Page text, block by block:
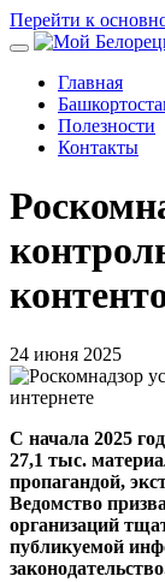
Перейти к
Главная
Полезности
Контакты
24 июня 2025
С начала 2025
27,1 тыс.
пропагандой,
Ведомство
организаций
публикуемой